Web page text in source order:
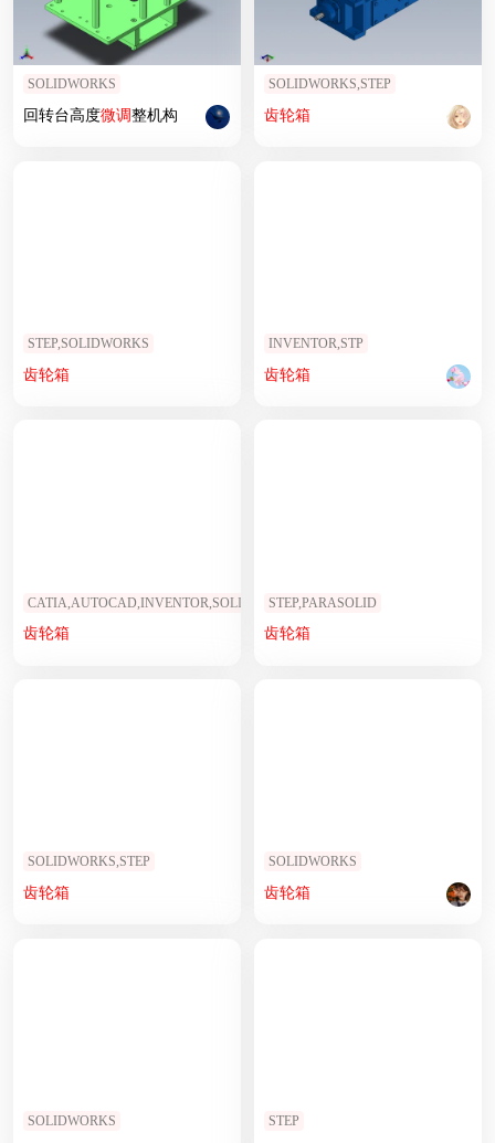
SOLIDWORKS
回转台高度微调整机构
SOLIDWORKS,STEP
齿轮箱
STEP,SOLIDWORKS
齿轮箱
INVENTOR,STP
齿轮箱
CATIA,AUTOCAD,INVENTOR,SOLIDWORKS,STEP,STL
齿轮箱
STEP,PARASOLID
齿轮箱
SOLIDWORKS,STEP
齿轮箱
SOLIDWORKS
齿轮箱
SOLIDWORKS STEP